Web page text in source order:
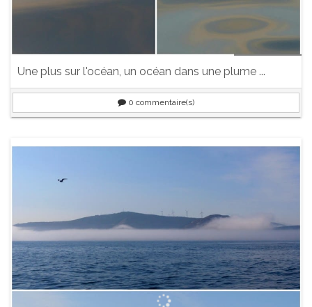
Une plus sur l'océan, un océan dans une plume ...
0 commentaire(s)